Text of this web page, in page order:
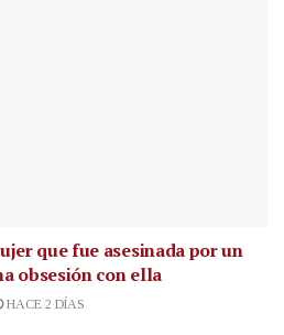
que fue asesinada por un
obsesión con ella
HACE 2 DÍAS